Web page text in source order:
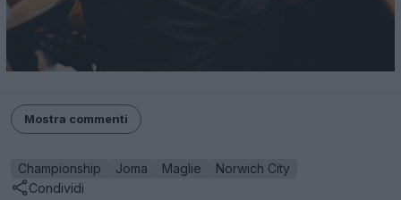
Mostra commenti
Championship Joma Maglie
Norwich City
Condividi